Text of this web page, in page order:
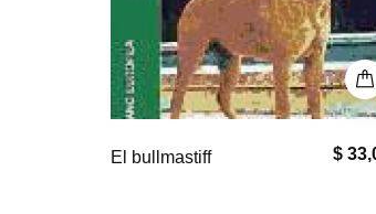
Morfología de Células